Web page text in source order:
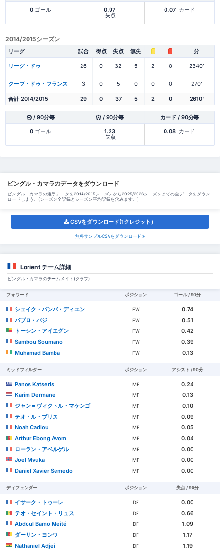
0ゴール 0.97
失点
0.07 カード
2014/2015シーズン
リーグ 試合 得点 失点 無失 分
リーグ・ドゥ 26 0 32 5 2 0 2340'
クープ・ドゥ・フランス 3 0 5 0 0 0 270'
合計 2014/2015 29 0 37 5 2 0 2610'
/ 90分毎 / 90分毎 カード / 90分毎
0ゴール 1.23
失点
0.08 カード
ビングル・カマラのデータをダウンロード
ビングル・カマラの選手データを2014/2015シーズンから2025/2026シーズンまでの全データをダウン
ロードしよう。(シーズン全記録とシーズン平均記録を含みます。)
CSVをダウンロード(1クレジット）
無料サンプルCSVをダウンロード »
Lorient チーム詳細
ビングル・カマラのチームメイト(クラブ)
フォワード ポジション ゴール / 90分
シェイク・バンバ・ディエン FW
0.74
パブロ・パジ
FW
0.51
トーシン・アイエグン
FW
0.42
Sambou Soumano
FW
0.39
Muhamad Bamba
FW 0.13
ミッドフィルダー ポジション アシスト / 90分
Panos Katseris MF
0.24
Karim Dermane
MF
0.13
ジャン＝ヴィクトル・マケンゴ
MF
0.10
テオ・ル・ブリス
MF
0.09
Noah Cadiou
MF
0.05
Arthur Ebong Avom
MF
0.04
ローラン・アベルゲル
MF
0.00
Joel Mvuka
MF
0.00
Daniel Xavier Semedo
MF 0.00
ディフェンダー ポジション 失点 / 90分
イサーク・トゥーレ DF
0.00
テオ・セイント・リュス
DF
0.66
Abdoul Bamo Meité
DF
1.09
ダーリン・ヨンワ
DF
1.17
Nathaniel Adjei
DF 1.19